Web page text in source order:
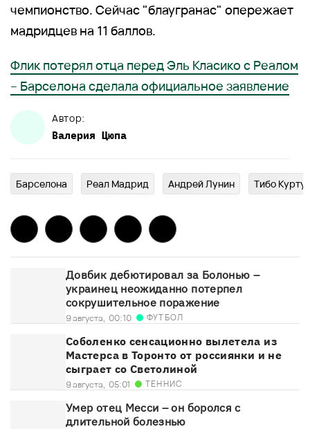
чемпионство. Сейчас "блаугранас" опережает
мадридцев на 11 баллов.
Флик потерял отца перед Эль Класико с Реалом
– Барселона сделала официальное заявление
Автор:
Валерия Цюпа
Барселона Реал Мадрид Андрей Лунин Тибо
Довбик дебютировал за Болонью –
украинец неожиданно потерпел
сокрушительное поражение
9 августа, 00:10 ФУТБОЛ
Соболенко сенсационно вылетела из
Мастерса в Торонто от россиянки и не
сыграет со Светолиной
9 августа, 05:01 ТЕННИС
Умер отец Месси – он боролся с
длительной болезнью